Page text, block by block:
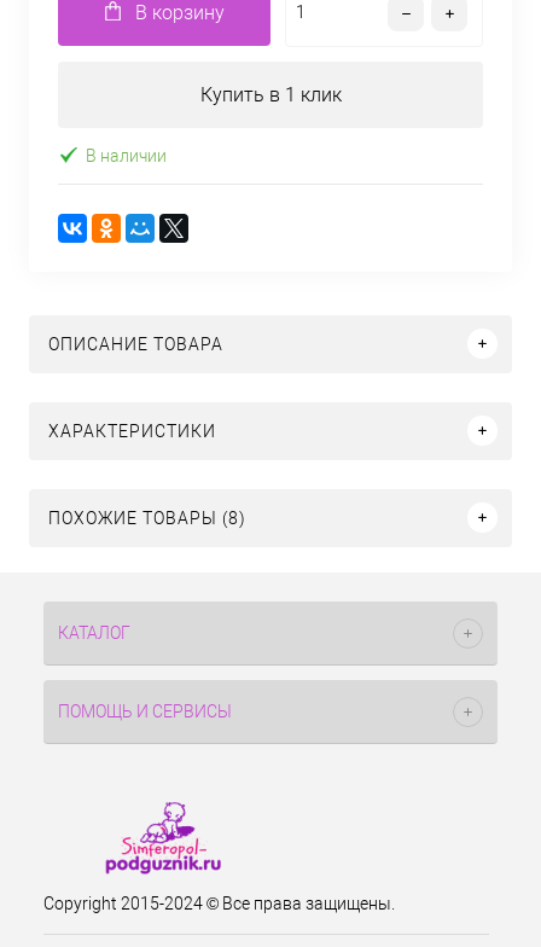
В корзину
Купить в 1 клик
В наличии
ОПИСАНИЕ ТОВАРА
ХАРАКТЕРИСТИКИ
ПОХОЖИЕ ТОВАРЫ (8)
КАТАЛОГ
ПОМОЩЬ И СЕРВИСЫ
Copyright 2015-2024 © Все права защищены.